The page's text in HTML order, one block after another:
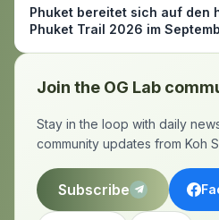
Phuket bereitet sich auf den
Phuket Trail 2026 im
Join the OG Lab
Stay in the loop with daily
community updates from Koh
Subscribe